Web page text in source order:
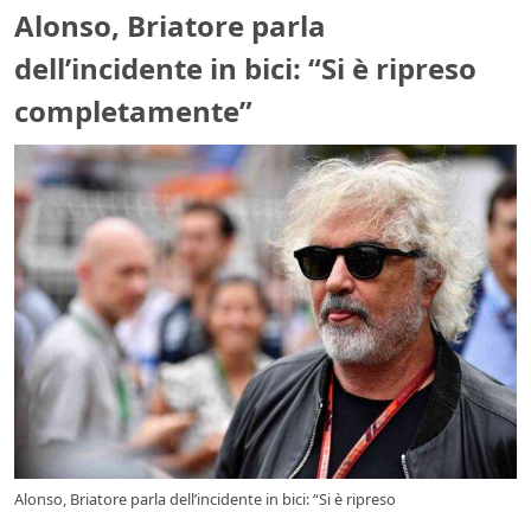
Alonso, Briatore parla
dell’incidente in bici: “Si è ripreso
completamente”
Alonso, Briatore parla dell’incidente in bici: “Si è ripreso